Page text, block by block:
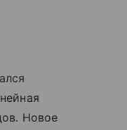
Новое